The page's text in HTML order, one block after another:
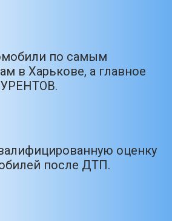
по самым
в Харькове, а главное
оценку
после ДТП.